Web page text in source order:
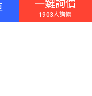
一鍵詢價
1903人詢價